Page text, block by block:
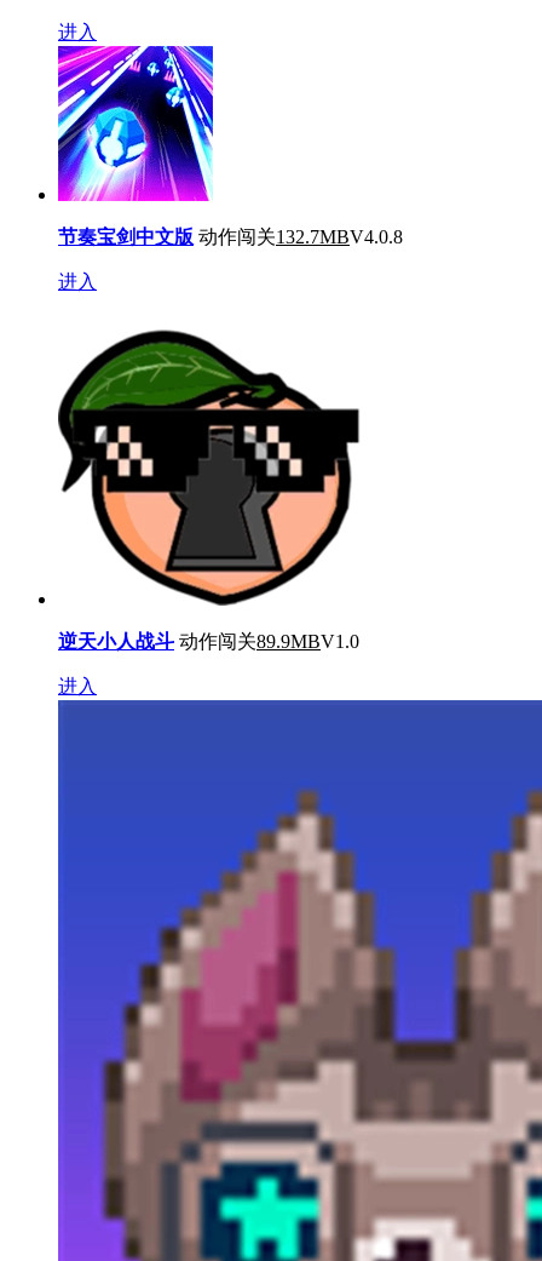
进入
节奏宝剑中文版 动作闯关132.7MBV4.0.8
进入
逆天小人战斗 动作闯关89.9MBV1.0
进入